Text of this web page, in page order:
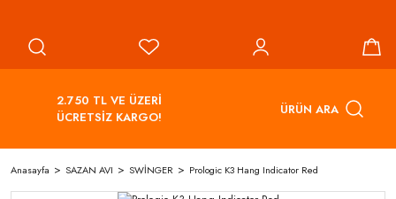
2.750 TL VE ÜZERİ
ÜCRETSİZ KARGO!
ÜRÜN ARA
Anasayfa SAZAN AVI SWİNGER Prologic K3 Hang Indicator Red